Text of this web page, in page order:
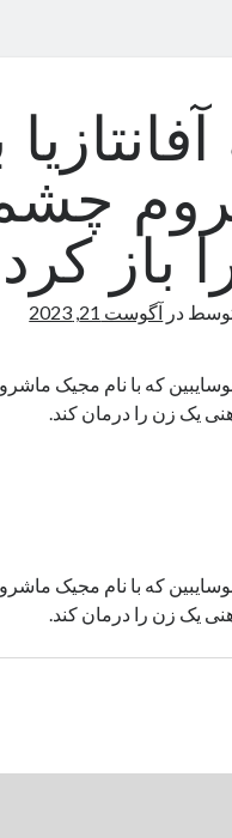
باز کرد
در آگوست 21, 2023
که با نام مجیک
یک زن را درمان کند.
که با نام مجیک
یک زن را درمان کند.